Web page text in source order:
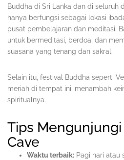
Buddha di Sri Lanka dan di seluruh
hanya berfungsi sebagai lokasi
pusat pembelajaran dan meditasi.
untuk bermeditasi, berdoa, dan
suasana yang tenang dan sakral.
Selain itu, festival Buddha seperti
meriah di tempat ini, menambah
spiritualnya.
Tips
Cave
Waktu terbaik: Pagi hari atau